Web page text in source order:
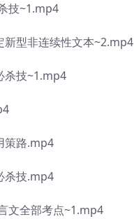
技~1.mp4
新型非连续性文本~2.mp4
杀技~1.mp4
策路.mp4
杀技.mp4
文全部考点~1.mp4